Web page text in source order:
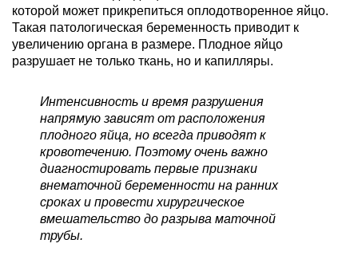
которой может прикрепиться оплодотворенное яйцо.
Такая патологическая беременность приводит к
увеличению органа в размере. Плодное яйцо
разрушает не только ткань, но и капилляры.
Интенсивность и время разрушения
напрямую зависят от расположения
плодного яйца, но всегда приводят к
кровотечению. Поэтому очень важно
диагностировать первые признаки
внематочной беременности на ранних
сроках и провести хирургическое
вмешательство до разрыва маточной
трубы.